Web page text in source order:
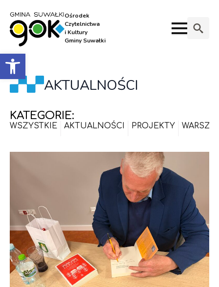
Otwórz pasek narzędzi
Ośrodek
Czytelnictwa
i Kultury
Gminy Suwałki
AKTUALNOŚCI
KATEGORIE:
WSZYSTKIE AKTUALNOŚCI PROJEKTY